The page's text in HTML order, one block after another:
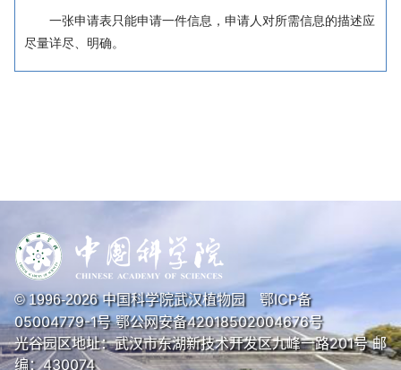
一张申请表只能申请一件信息，申请人对所需信息的描述应
尽量详尽、明确。
© 1996-2026中国科学院武汉植物园 鄂ICP备
05004779-1号鄂公网安备42018502004676号
光谷园区地址：武汉市东湖新技术开发区九峰一路201号 邮
编：430074